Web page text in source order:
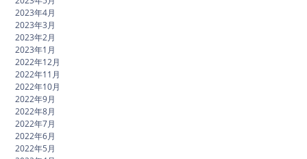
2023年4月
2023年3月
2023年2月
2023年1月
2022年12月
2022年11月
2022年10月
2022年9月
2022年8月
2022年7月
2022年6月
2022年5月